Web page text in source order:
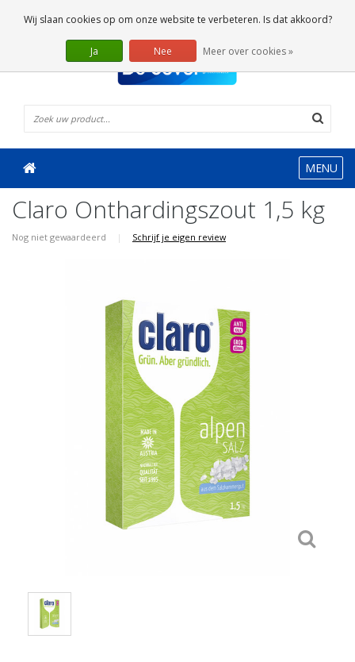
0 Artikelen
MENU
Claro Onthardingszout 1,5 kg
Nog niet gewaardeerd | Schrijf je eigen review
Wij slaan cookies op om onze website te verbeteren. Is dat akkoord?
Ja Nee Meer over cookies »